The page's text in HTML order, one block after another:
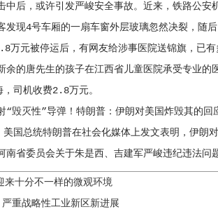
，或许引发严峻安全事故。近来，铁路公安
发现4号车厢的一扇车窗外层玻璃忽然决裂，随后
元被停运后，有网友给涉事医院送锦旗，已有
唐先生的孩子在江西省儿童医院承受专业的
司机收费2.8万元。
灭性”导弹！特朗普：伊朗对美国炸毁其的回
总统特朗普在社会化媒体上发文表明，伊朗对
委员会关于朱是西、吉建军严峻违纪违法问
来十分不一样的微观环境
重战略性工业新区新进展